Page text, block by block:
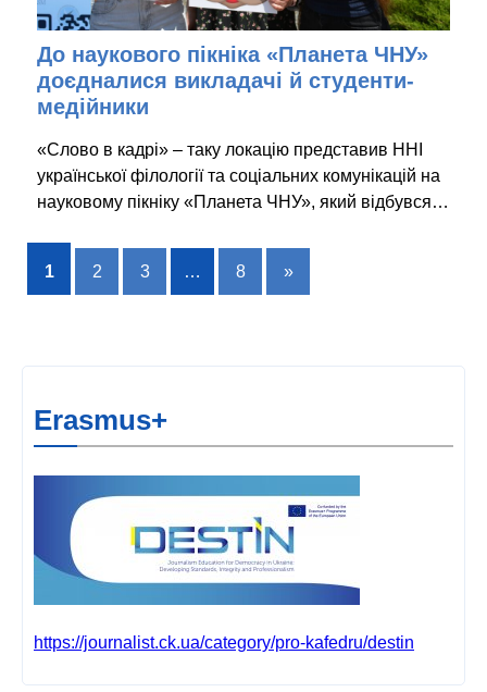
До наукового пікніка «Планета ЧНУ»
доєдналися викладачі й студенти-
медійники
«Слово в кадрі» – таку локацію представив ННІ
української філології та соціальних комунікацій на
науковому пікніку «Планета ЧНУ», який відбувся…
1 2 3 … 8 »
Erasmus+
https://journalist.ck.ua/category/pro-kafedru/destin